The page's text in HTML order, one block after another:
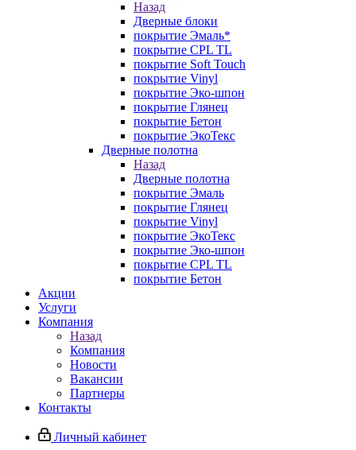
Назад
Дверные блоки
покрытие Эмаль*
покрытие CPL TL
покрытие Soft Touch
покрытие Vinyl
покрытие Эко-шпон
покрытие Глянец
покрытие Бетон
покрытие ЭкоТекс
Дверные полотна
Назад
Дверные полотна
покрытие Эмаль
покрытие Глянец
покрытие Vinyl
покрытие ЭкоТекс
покрытие Эко-шпон
покрытие CPL TL
покрытие Бетон
Акции
Услуги
Компания
Назад
Компания
Новости
Вакансии
Партнеры
Контакты
Личный кабинет